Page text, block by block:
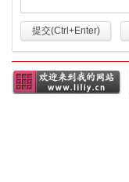
提交(Ctrl+Enter)